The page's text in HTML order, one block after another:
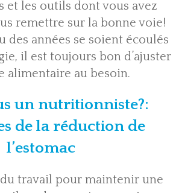
et les outils dont vous avez
remettre sur la bonne voie!
des années se soient écoulés
il est toujours bon d’ajuster
alimentaire au besoin.
un nutritionniste?:
de la réduction de
l’estomac
travail pour maintenir une